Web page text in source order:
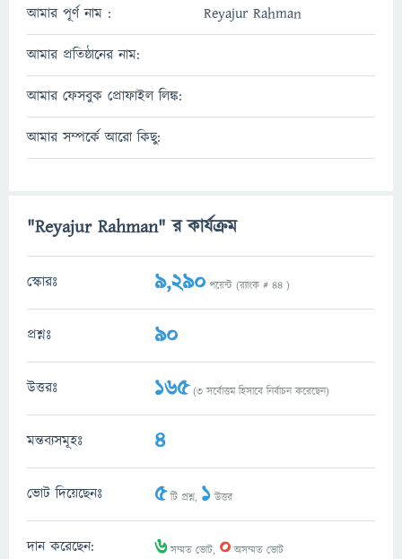
আমার পূর্ণ নাম : Reyajur Rahman
আমার প্রতিষ্ঠানের নাম:
আমার ফেসবুক প্রোফাইল লিঙ্ক:
আমার সম্পর্কে আরো কিছু:
"Reyajur Rahman" র কার্যক্রম
স্কোরঃ 9,290 পয়েন্ট (র‌্যাংক # 44 )
প্রশ্নঃ 90
উত্তরঃ 165 (3সর্বোত্তম হিসাবে নির্বাচন করেছেন)
মন্তব্যসমূহঃ 4
ভোট দিয়েছেনঃ 5টি প্রশ্ন, 1উত্তর
দান করেছেন: 6সম্মত ভোট, 0অসম্মত ভোট